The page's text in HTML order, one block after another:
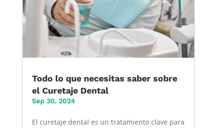
Todo lo que necesitas saber sobre
el Curetaje Dental
Sep 30, 2024
El curetaje dental es un tratamiento clave para